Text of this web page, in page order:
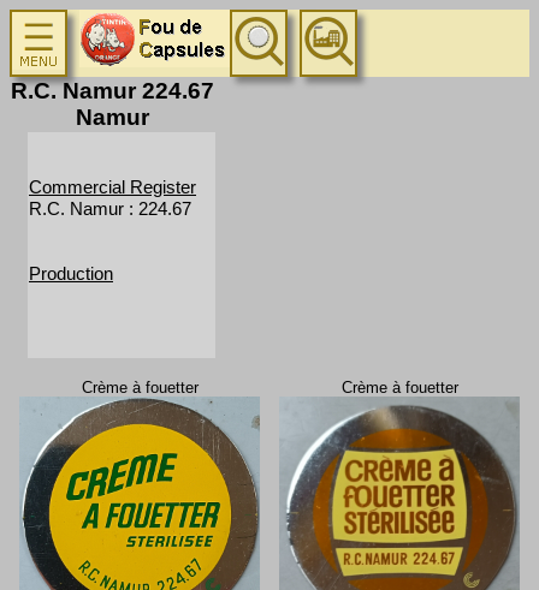
R.C. Namur 224.67
Namur
Commercial Register
R.C. Namur : 224.67
Production
Crème à fouetter Crème à fouetter